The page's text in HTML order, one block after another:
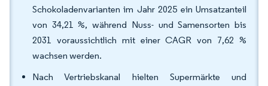
Schokoladenvarianten im Jahr 2025 ein Umsatzanteil
von 34,21 %, während Nuss- und Samensorten bis
2031 voraussichtlich mit einer CAGR von 7,62 %
wachsen werden.
Nach Vertriebskanal hielten Supermärkte und